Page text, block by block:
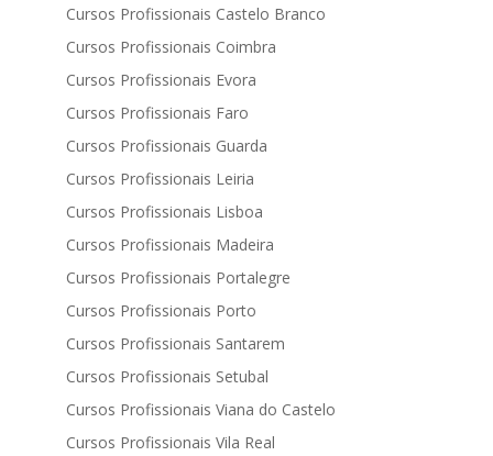
Cursos Profissionais Castelo Branco
Cursos Profissionais Coimbra
Cursos Profissionais Evora
Cursos Profissionais Faro
Cursos Profissionais Guarda
Cursos Profissionais Leiria
Cursos Profissionais Lisboa
Cursos Profissionais Madeira
Cursos Profissionais Portalegre
Cursos Profissionais Porto
Cursos Profissionais Santarem
Cursos Profissionais Setubal
Cursos Profissionais Viana do Castelo
Cursos Profissionais Vila Real